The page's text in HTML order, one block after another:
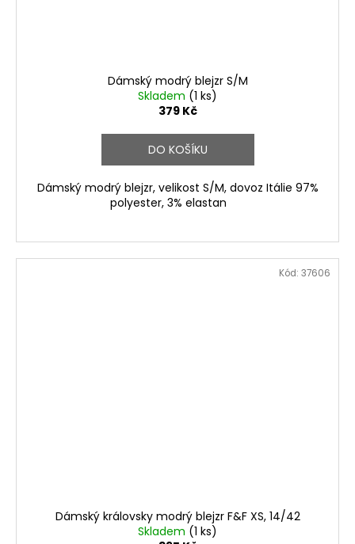
Dámský modrý blejzr S/M
Skladem (1 ks)
379 Kč
DO KOŠÍKU
Dámský modrý blejzr, velikost S/M, dovoz Itálie 97%
polyester, 3% elastan
Dámský královsky modrý blejzr F&F XS, 14/42
Skladem (1 ks)
Kód: 37606